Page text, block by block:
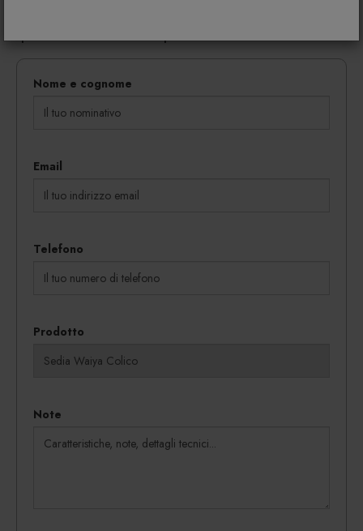
Nome e cognome
Email
Telefono
Prodotto
Note